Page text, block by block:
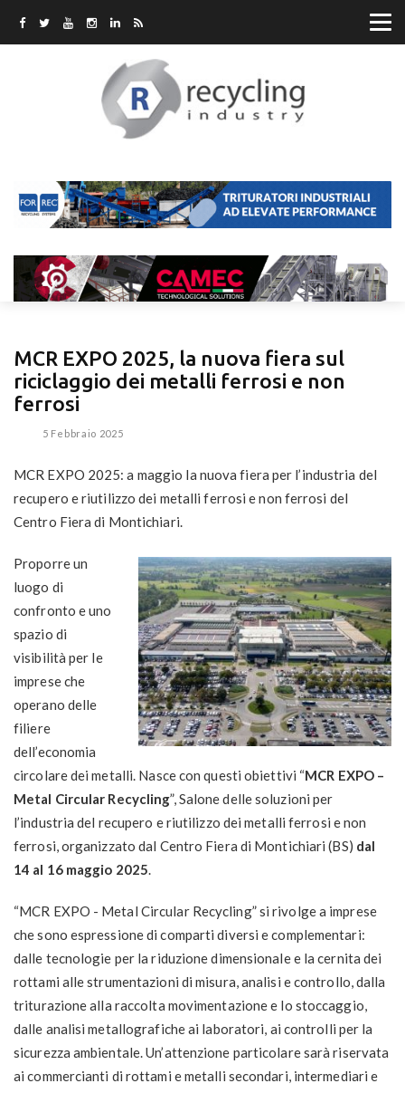
MCR EXPO 2025, la nuova fiera sul
riciclaggio dei metalli ferrosi e non
ferrosi
5 Febbraio 2025
MCR EXPO 2025: a maggio la nuova fiera per l’industria del
recupero e riutilizzo dei metalli ferrosi e non ferrosi del
Centro Fiera di Montichiari.
Proporre un
luogo di
confronto e uno
spazio di
visibilità per le
imprese che
operano delle
filiere
dell’economia
circolare dei metalli. Nasce con questi obiettivi “MCR EXPO –
Metal Circular Recycling”, Salone delle soluzioni per
l’industria del recupero e riutilizzo dei metalli ferrosi e non
ferrosi, organizzato dal Centro Fiera di Montichiari (BS) dal
14 al 16 maggio 2025.
“MCR EXPO - Metal Circular Recycling” si rivolge a imprese
che sono espressione di comparti diversi e complementari:
dalle tecnologie per la riduzione dimensionale e la cernita dei
rottami alle strumentazioni di misura, analisi e controllo, dalla
triturazione alla raccolta movimentazione e lo stoccaggio,
dalle analisi metallografiche ai laboratori, ai controlli per la
sicurezza ambientale. Un’attenzione particolare sarà riservata
ai commercianti di rottami e metalli secondari, intermediari e